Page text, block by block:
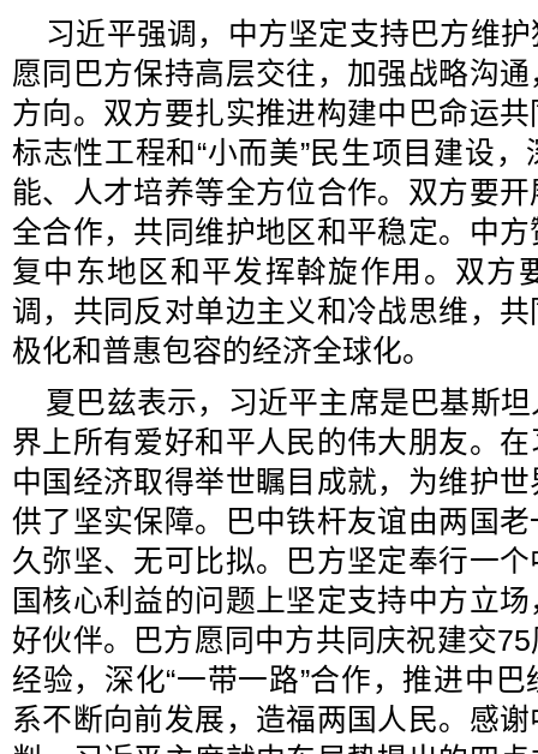
习近平强调，中方坚定支持巴方维
愿同巴方保持高层交往，加强战略沟
方向。双方要扎实推进构建中巴命运
标志性工程和“小而美”民生项目建设
能、人才培养等全方位合作。双方要
全合作，共同维护地区和平稳定。中
复中东地区和平发挥斡旋作用。双方
调，共同反对单边主义和冷战思维，
极化和普惠包容的经济全球化。
夏巴兹表示，习近平主席是巴基斯
界上所有爱好和平人民的伟大朋友。
中国经济取得举世瞩目成就，为维护
供了坚实保障。巴中铁杆友谊由两国
久弥坚、无可比拟。巴方坚定奉行一
国核心利益的问题上坚定支持中方立
好伙伴。巴方愿同中方共同庆祝建交
经验，深化“一带一路”合作，推进中
系不断向前发展，造福两国人民。感